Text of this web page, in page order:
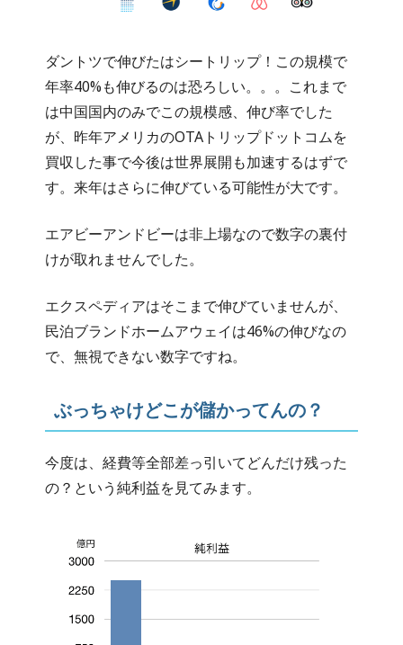
ダントツで伸びたはシートリップ！この規模で
年率40%も伸びるのは恐ろしい。。。これまで
は中国国内のみでこの規模感、伸び率でした
が、昨年アメリカのOTAトリップドットコムを
買収した事で今後は世界展開も加速するはずで
す。来年はさらに伸びている可能性が大です。
エアビーアンドビーは非上場なので数字の裏付
けが取れませんでした。
エクスペディアはそこまで伸びていませんが、
民泊ブランドホームアウェイは46%の伸びなの
で、無視できない数字ですね。
ぶっちゃけどこが儲かってんの？
今度は、経費等全部差っ引いてどんだけ残った
の？という純利益を見てみます。